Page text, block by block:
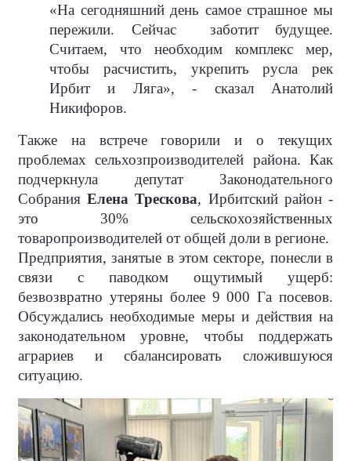
«На сегодняшний день самое страшное мы
пережили. Сейчас
заботит будущее.
Считаем, что необходим комплекс мер,
чтобы расчистить, укрепить русла рек
Ирбит и Ляга», - сказал Анатолий
Никифоров.
Также на встрече говорили и о текущих
проблемах сельхозпроизводителей района. Как
подчеркнула депутат Законодательного
Собрания Елена Трескова, Ирбитский район -
это 30% сельскохозяйственных
товаропроизводителей от общей доли в регионе.
Предприятия, занятые в этом секторе, понесли в
связи с паводком ощутимый ущерб:
безвозвратно утеряны более 9 000 Га посевов.
Обсуждались необходимые меры и действия на
законодательном уровне, чтобы поддержать
аграриев и сбалансировать сложившуюся
ситуацию.